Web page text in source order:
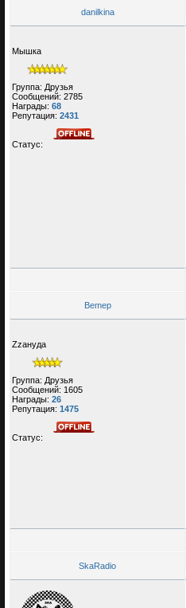
danilkina
Мышка
Группа: Друзья
Сообщений: 2785
Награды: 68
Репутация: 2431
Статус:
Bemep
Zzануда
Группа: Друзья
Сообщений: 1605
Награды: 26
Репутация: 1475
Статус:
SkaRadio